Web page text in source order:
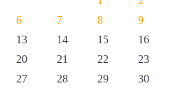
6 7 8
9
13 14 15
16
20 21 22
23
27 28 29
30